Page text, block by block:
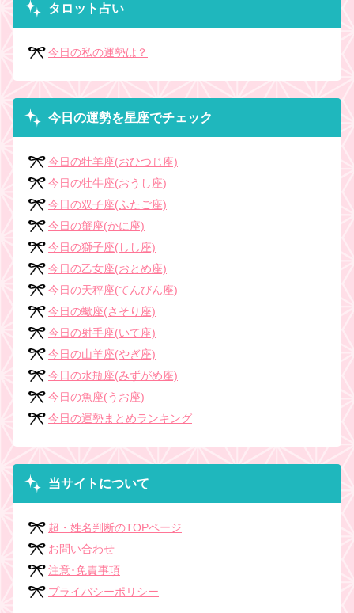
タロット占い
今日の私の運勢は？
今日の運勢を星座でチェック
今日の牡羊座(おひつじ座)
今日の牡牛座(おうし座)
今日の双子座(ふたご座)
今日の蟹座(かに座)
今日の獅子座(しし座)
今日の乙女座(おとめ座)
今日の天秤座(てんびん座)
今日の蠍座(さそり座)
今日の射手座(いて座)
今日の山羊座(やぎ座)
今日の水瓶座(みずがめ座)
今日の魚座(うお座)
今日の運勢まとめランキング
当サイトについて
超・姓名判断のTOPページ
お問い合わせ
注意･免責事項
プライバシーポリシー